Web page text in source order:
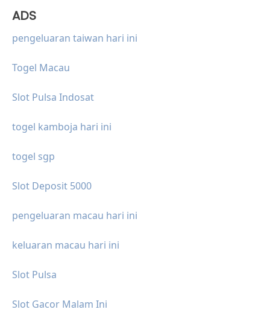
ADS
pengeluaran taiwan hari ini
Togel Macau
Slot Pulsa Indosat
togel kamboja hari ini
togel sgp
Slot Deposit 5000
pengeluaran macau hari ini
keluaran macau hari ini
Slot Pulsa
Slot Gacor Malam Ini